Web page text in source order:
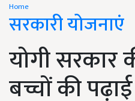
Home
सरकारी योजनाएं
योगी सरकार
बच्चों की